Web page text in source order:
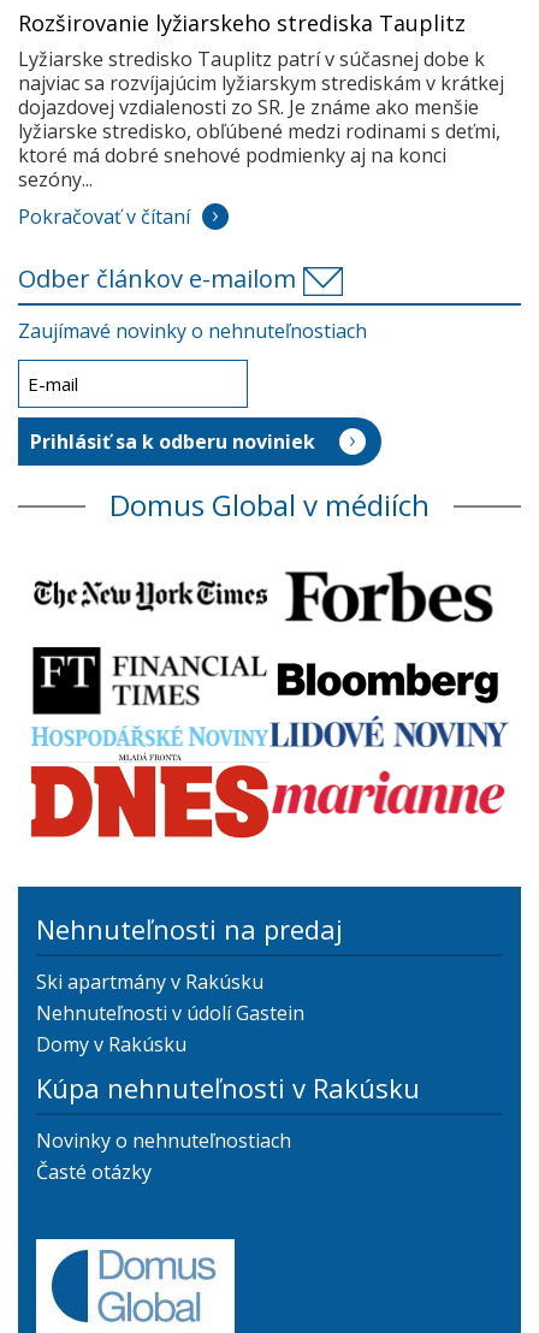
Rozširovanie lyžiarskeho strediska Tauplitz
Lyžiarske stredisko Tauplitz patrí v súčasnej dobe k
najviac sa rozvíjajúcim lyžiarskym strediskám v krátkej
dojazdovej vzdialenosti zo SR. Je známe ako menšie
lyžiarske stredisko, obľúbené medzi rodinami s deťmi,
ktoré má dobré snehové podmienky aj na konci
sezóny...
Pokračovať v čítaní
Odber článkov e-mailom
Zaujímavé novinky o nehnuteľnostiach
Domus Global v médiích
Nehnuteľnosti na predaj
Ski apartmány v Rakúsku
Nehnuteľnosti v údolí Gastein
Domy v Rakúsku
Kúpa nehnuteľnosti v Rakúsku
Novinky o nehnuteľnostiach
Časté otázky